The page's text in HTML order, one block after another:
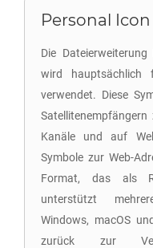
Personal
Die
wird hauptsächlich
verwendet. Diese
Kanäle und auf
Symbole zur Web-
Format, das als
unterstützt
Windows, macOS
zurück zur